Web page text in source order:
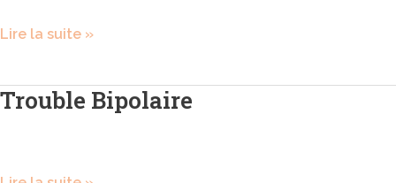
Lire la suite »
Trouble Bipolaire
Trouble